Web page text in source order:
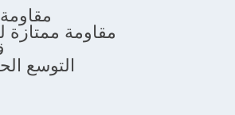
مقاومة الحرارة العالية
مقاومة ممتازة للتآكل الكيميائي
قوة ضغط عالية
التوسع الحراري المنخفض